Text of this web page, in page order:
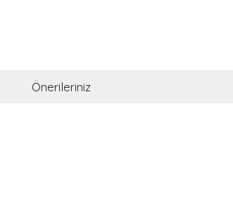
Önerileriniz